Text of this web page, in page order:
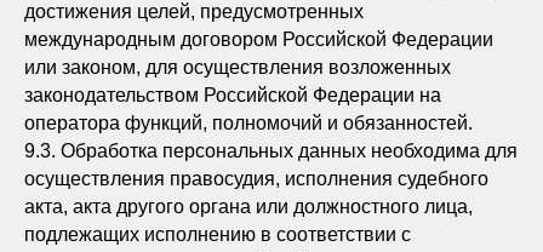
достижения целей, предусмотренных
международным договором Российской Федерации
или законом, для осуществления возложенных
законодательством Российской Федерации на
оператора функций, полномочий и обязанностей.
9.3. Обработка персональных данных необходима для
осуществления правосудия, исполнения судебного
акта, акта другого органа или должностного лица,
подлежащих исполнению в соответствии с